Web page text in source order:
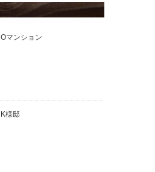
Oマンション
K様邸